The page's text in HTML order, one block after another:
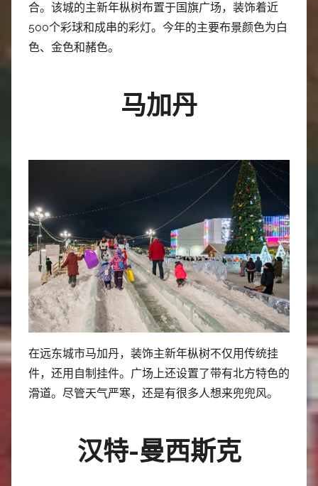
合。该城的主新年枞树布置于国旗广场，装饰着近
500个彩球和成串的彩灯。今年的主要布景颜色为白
色、金色和赭色。
马加丹
在远东城市马加丹，装饰主新年枞树不仅用传统挂
件，还用自制挂件。广场上还设置了带有北方特色的
滑道。尽管天气严寒，还是有很多人想来兜兜风。
汉特-曼西斯克